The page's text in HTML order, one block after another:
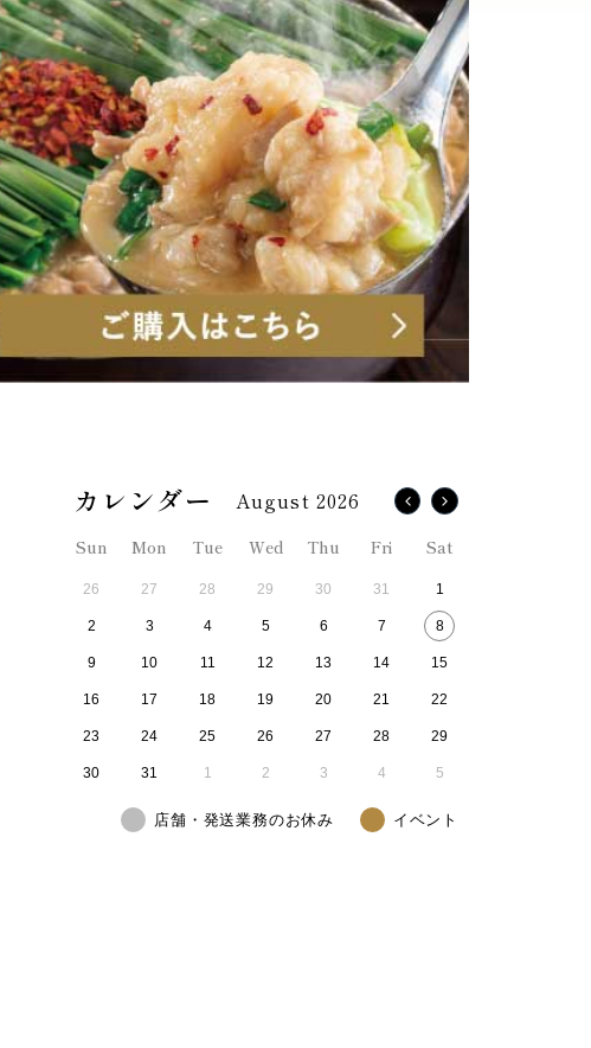
August 2026
Sun Mon Tue Wed Thu Fri Sat
26 27 28 29 30 31 1
2 3 4 5 6 7 8
9 10 11 12 13 14 15
16 17 18 19 20 21 22
23 24 25 26 27 28 29
30 31 1 2 3 4 5
店舗・発送業務のお休み イベント